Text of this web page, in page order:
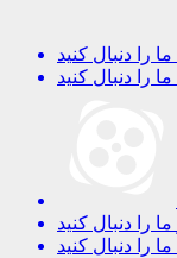
ما را دنبال کنید
ما را دنبال کنید
ما را دنبال کنید
ما را دنبال کنید